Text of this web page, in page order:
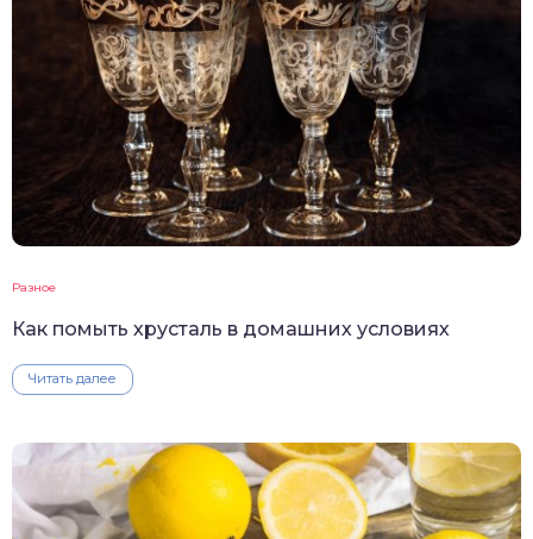
Разное
Как помыть хрусталь в домашних условиях
Читать далее